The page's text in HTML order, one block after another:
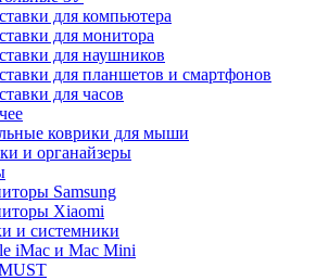
для компьютера
для монитора
для наушников
для планшетов и смартфонов
для часов
коврики для мыши
и органайзеры
Samsung
Xiaomi
и системники
iMac и Mac Mini